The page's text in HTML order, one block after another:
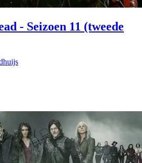
- Seizoen 11 (tweede